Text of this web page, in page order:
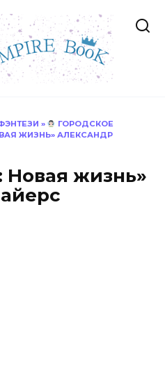
»
ГОРОДСКОЕ
ЖИЗНЬ» АЛЕКСАНДР
Новая жизнь»